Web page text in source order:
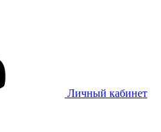
Личный кабинет